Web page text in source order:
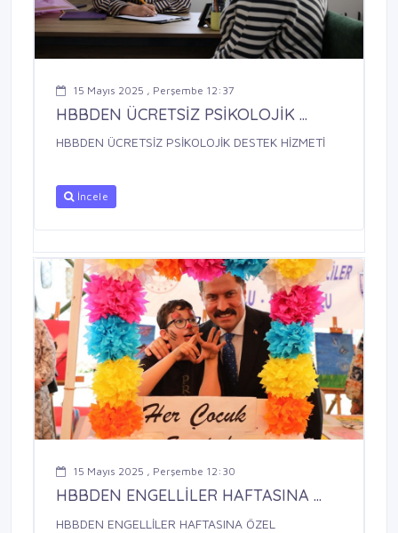
15 Mayıs 2025 , Perşembe 12:37
HBBDEN ÜCRETSİZ PSİKOLOJİK ...
HBBDEN ÜCRETSİZ PSİKOLOJİK DESTEK HİZMETİ
İncele
15 Mayıs 2025 , Perşembe 12:30
HBBDEN ENGELLİLER HAFTASINA ...
HBBDEN ENGELLİLER HAFTASINA ÖZEL